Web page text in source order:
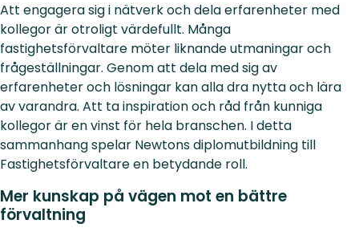
Att engagera sig i nätverk och dela erfarenheter med
kollegor är otroligt värdefullt. Många
fastighetsförvaltare möter liknande utmaningar och
frågeställningar. Genom att dela med sig av
erfarenheter och lösningar kan alla dra nytta och lära
av varandra. Att ta inspiration och råd från kunniga
kollegor är en vinst för hela branschen. I detta
sammanhang spelar Newtons diplomutbildning till
Fastighetsförvaltare en betydande roll.
Mer kunskap på vägen mot en bättre
förvaltning